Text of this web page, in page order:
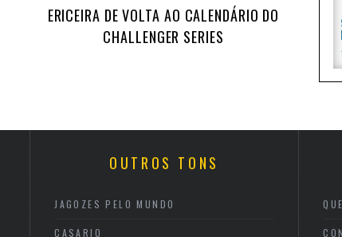
ERICEIRA DE VOLTA AO CALENDÁRIO DO
CHALLENGER SERIES
OUTROS TONS
JAGOZES PELO MUNDO
CASARIO